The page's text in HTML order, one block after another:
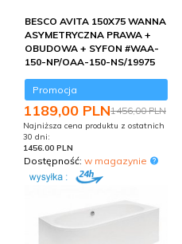
BESCO AVITA 150X75 WANNA
ASYMETRYCZNA PRAWA +
OBUDOWA + SYFON #WAA-
150-NP/OAA-150-NS/19975
Promocja
1189,00 PLN1456,00 PLN
Najniższa cena produktu z ostatnich
30 dni:
1456.00 PLN
Dostępność: w magazynie